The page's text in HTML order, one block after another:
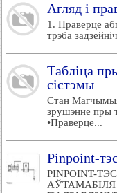
Агляд і
1. Праверце
трэба
Табліца
сістэмы
Стан
зрушэнне пры
•Праверце...
Pinpoint-
PINPOINT-